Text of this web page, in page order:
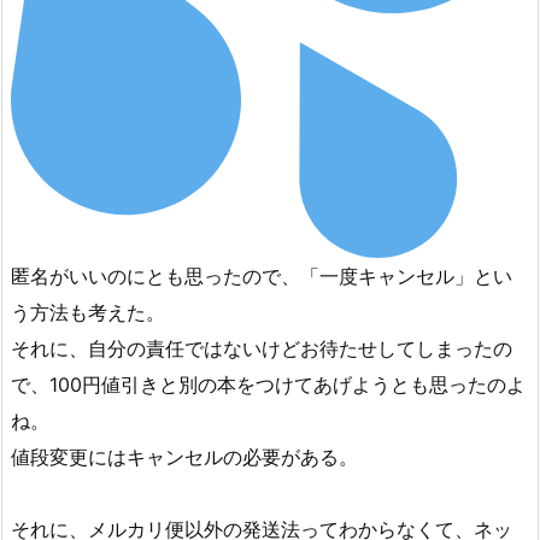
匿名がいいのにとも思ったので、「一度キャンセル」とい
う方法も考えた。
それに、自分の責任ではないけどお待たせしてしまったの
で、100円値引きと別の本をつけてあげようとも思ったのよ
ね。
値段変更にはキャンセルの必要がある。
それに、メルカリ便以外の発送法ってわからなくて、ネッ